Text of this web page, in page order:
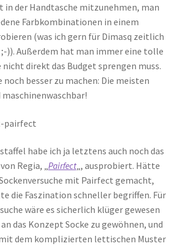
in der Handtasche mitzunehmen, man
Farbkombinationen in einem
(was ich gern für Dimasq zeitlich
)). Außerdem hat man immer eine tolle
nicht direkt das Budget sprengen muss.
noch besser zu machen: Die meisten
habe ich ja letztens auch noch das
Regia, „Pairfect„, ausprobiert. Hätte
mit Pairfect gemacht,
die Faszination schneller begriffen. Für
wäre es sicherlich klüger gewesen
das Konzept Socke zu gewöhnen, und
dem komplizierten lettischen Muster